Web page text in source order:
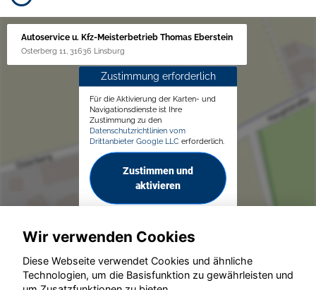
Autoservice u. Kfz-Meisterbetrieb Thomas Eberstein
Osterberg 11, 31636 Linsburg
Zustimmung erforderlich
Für die Aktivierung der Karten- und
Navigationsdienste ist Ihre
Zustimmung zu den
Datenschutzrichtlinien vom
Drittanbieter Google LLC erforderlich.
Zustimmen und
aktivieren
Wir verwenden Cookies
Diese Webseite verwendet Cookies und ähnliche
Technologien, um die Basisfunktion zu gewährleisten und